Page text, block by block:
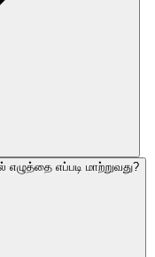
எப்படி மாற்றுவது?